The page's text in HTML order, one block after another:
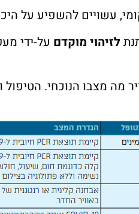
עשויים להשפיע על
לזיהוי מוקדם
מה מצבו הנוכחי.